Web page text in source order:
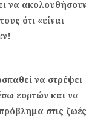
να ακολουθήσουν
ότι «είναι
να στρέψει
εορτών και να
στις ζωές